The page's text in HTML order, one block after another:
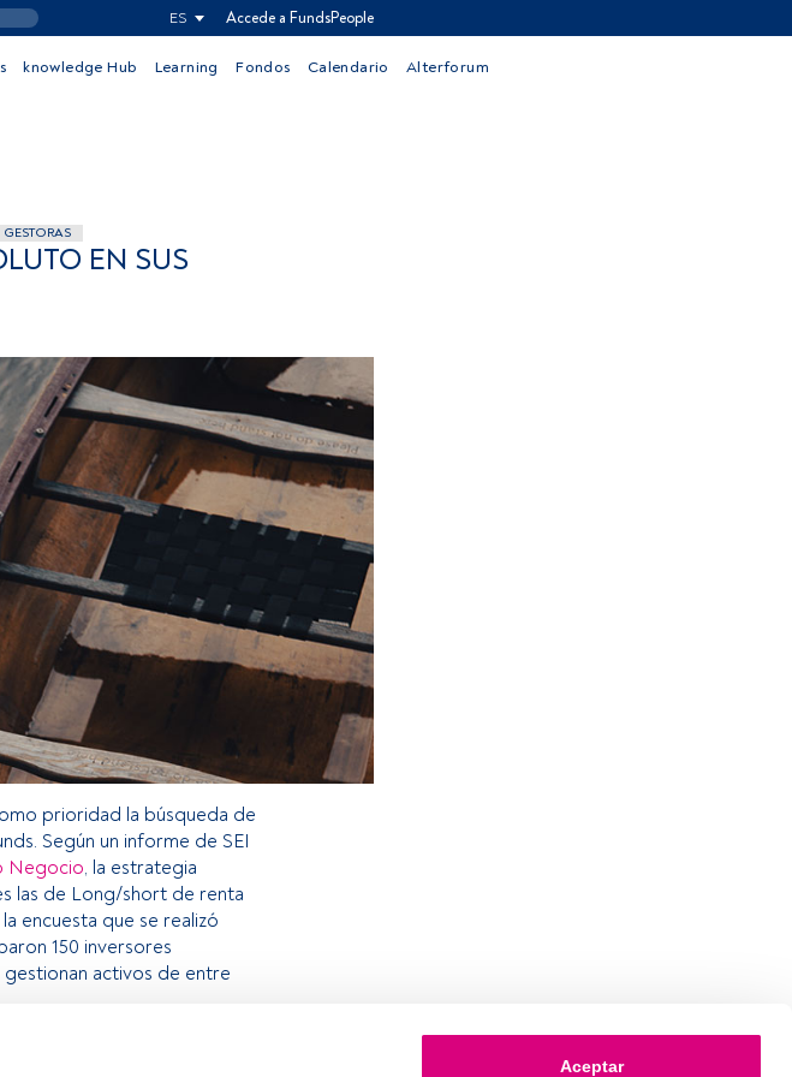
Aceptar
ES Accede a FundsPeople
knowledge Hub Learning Fondos Calendario Alterforum
EN SUS
prioridad la búsqueda de
Según un informe de SEI
Negocio, la estrategia
las de Long/short de renta
encuesta que se realizó
150 inversores
activos de entre